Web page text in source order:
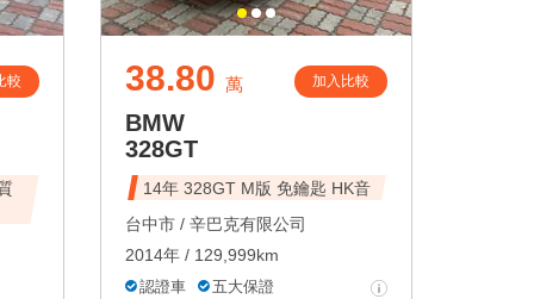
較 38.80 萬 加入比較
BMW
328GT
14年 328GT M版 免鑰匙 HK音
台中市 / 辛巴克有限公司
2014年 / 129,999km
認證車
五大保證